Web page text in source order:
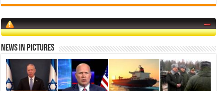
News in Pictures